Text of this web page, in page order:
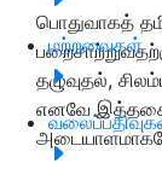
மற்றவைகள்
பொதுவாகத்
தழுவுதல்,
எனவே